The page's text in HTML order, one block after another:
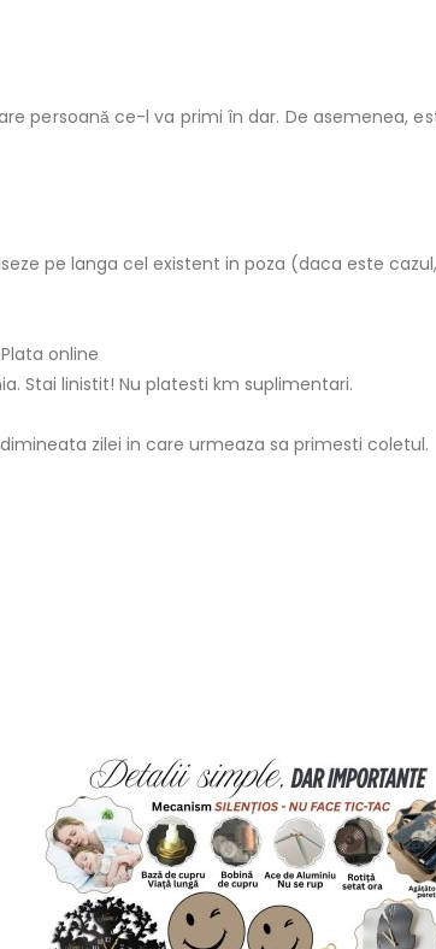
persoană ce-l va primi în dar. De asemenea,
pe langa cel existent in poza (daca este
online
Stai linistit! Nu platesti km suplimentari.
zilei in care urmeaza sa primesti coletul.